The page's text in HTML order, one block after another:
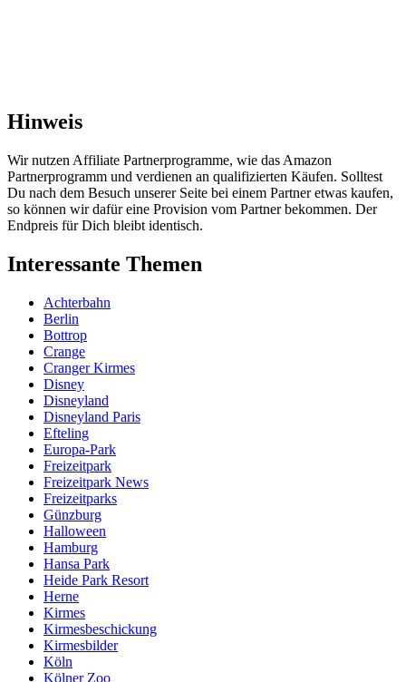
Hinweis
Wir nutzen Affiliate Partnerprogramme, wie das Amazon
Partnerprogramm und verdienen an qualifizierten Käufen. Solltest
Du nach dem Besuch unserer Seite bei einem Partner etwas kaufen,
so können wir dafür eine Provision vom Partner bekommen. Der
Endpreis für Dich bleibt identisch.
Interessante Themen
Achterbahn
Berlin
Bottrop
Crange
Cranger Kirmes
Disney
Disneyland
Disneyland Paris
Efteling
Europa-Park
Freizeitpark
Freizeitpark News
Freizeitparks
Günzburg
Halloween
Hamburg
Hansa Park
Heide Park Resort
Herne
Kirmes
Kirmesbeschickung
Kirmesbilder
Köln
Kölner Zoo